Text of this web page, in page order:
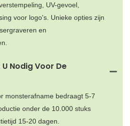
UV-gevoel,
voor logo's. Unieke opties zijn
en
Nodig Voor De
monsterafname bedraagt ​​5-7
onder de 10.000 stuks
15-20 dagen.